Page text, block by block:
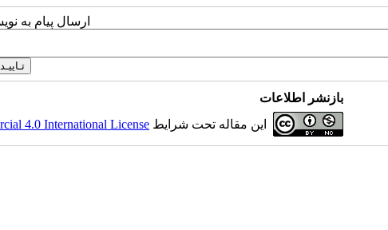
ارسال پیام به
بازنشر اطلاعات
این مقاله تحت شرایط 4.0 International License